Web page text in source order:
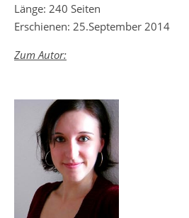
Länge: 240 Seiten
Erschienen: 25.September 2014
Zum Autor: